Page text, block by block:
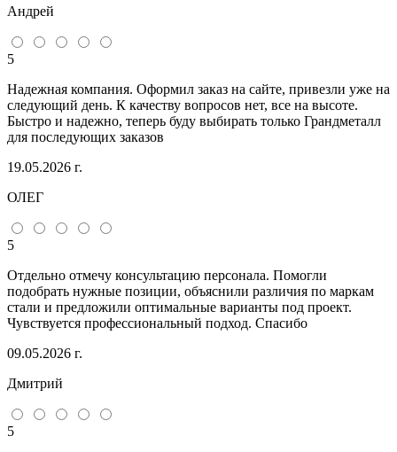
Андрей
5
Надежная компания. Оформил заказ на сайте, привезли уже на
следующий день. К качеству вопросов нет, все на высоте.
Быстро и надежно, теперь буду выбирать только Грандметалл
для последующих заказов
19.05.2026 г.
ОЛЕГ
5
Отдельно отмечу консультацию персонала. Помогли
подобрать нужные позиции, объяснили различия по маркам
стали и предложили оптимальные варианты под проект.
Чувствуется профессиональный подход. Спасибо
09.05.2026 г.
Дмитрий
5